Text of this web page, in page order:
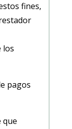
fines,
los
pagos
que